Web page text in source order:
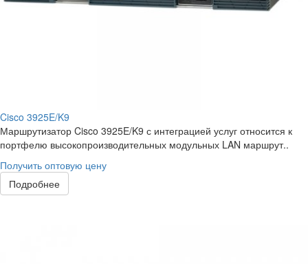
Cisco 3925E/K9
Маршрутизатор Cisco 3925E/K9 с интеграцией услуг относится к
портфелю высокопроизводительных модульных LAN маршрут..
Получить оптовую цену
Подробнее